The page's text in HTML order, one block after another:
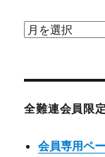
ア
ブ
全難連会員限定
会員専用ペ